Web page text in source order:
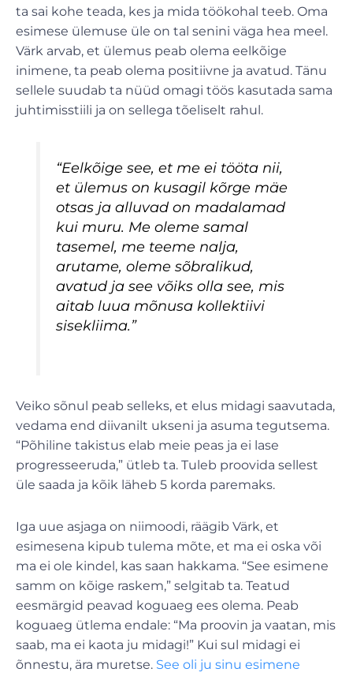
ta sai kohe teada, kes ja mida töökohal teeb. Oma
esimese ülemuse üle on tal senini väga hea meel.
Värk arvab, et ülemus peab olema eelkõige
inimene, ta peab olema positiivne ja avatud. Tänu
sellele suudab ta nüüd omagi töös kasutada sama
juhtimisstiili ja on sellega tõeliselt rahul.
“Eelkõige see, et me ei tööta nii,
et ülemus on kusagil kõrge mäe
otsas ja alluvad on madalamad
kui muru. Me oleme samal
tasemel, me teeme nalja,
arutame, oleme sõbralikud,
avatud ja see võiks olla see, mis
aitab luua mõnusa kollektiivi
sisekliima.”
Veiko sõnul peab selleks, et elus midagi saavutada,
vedama end diivanilt ukseni ja asuma tegutsema.
“Põhiline takistus elab meie peas ja ei lase
progresseeruda,” ütleb ta. Tuleb proovida sellest
üle saada ja kõik läheb 5 korda paremaks.
Iga uue asjaga on niimoodi, räägib Värk, et
esimesena kipub tulema mõte, et ma ei oska või
ma ei ole kindel, kas saan hakkama. “See esimene
samm on kõige raskem,” selgitab ta. Teatud
eesmärgid peavad koguaeg ees olema. Peab
koguaeg ütlema endale: “Ma proovin ja vaatan, mis
saab, ma ei kaota ju midagi!” Kui sul midagi ei
õnnestu, ära muretse. See oli ju sinu esimene